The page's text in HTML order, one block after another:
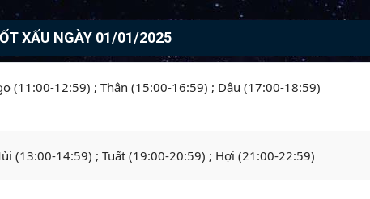
XẤU NGÀY 01/01/2025
(11:00-12:59) ; Thân (15:00-16:59) ; Dậu (17:00-18:59)
(13:00-14:59) ; Tuất (19:00-20:59) ; Hợi (21:00-22:59)